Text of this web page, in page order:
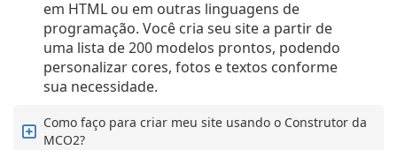
em HTML ou em outras linguagens de
programação. Você cria seu site a partir de
uma lista de 200 modelos prontos, podendo
personalizar cores, fotos e textos conforme
sua necessidade.
Como faço para criar meu site usando o Construtor da
MCO2?